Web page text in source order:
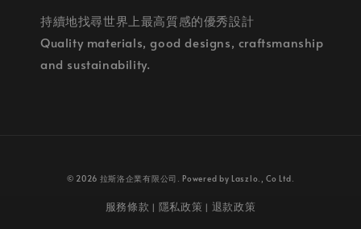
持續地找尋世界上最高質感的優秀設計
Quality materials, good designs, craftsmanship
and sustainability.
© 2026 拉斯洛企業有限公司. Powered by Laszlo., Co Ltd.
服務條款 | 隱私政策 | 退款政策